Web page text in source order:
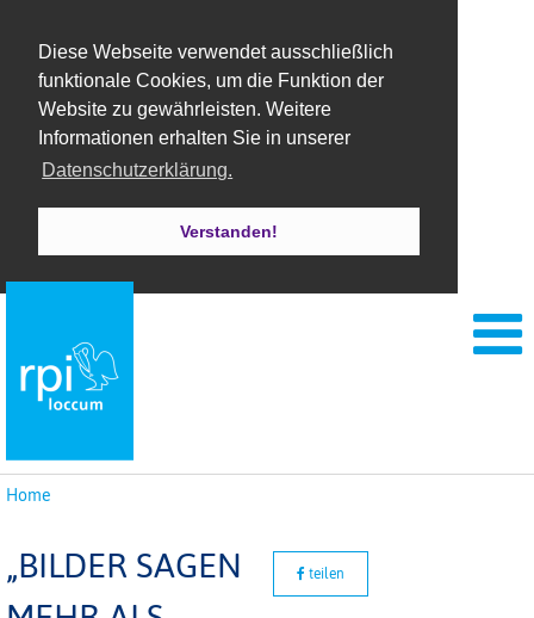
Diese Webseite verwendet ausschließlich
funktionale Cookies, um die Funktion der
Website zu gewährleisten. Weitere
Informationen erhalten Sie in unserer
Datenschutzerklärung.
Verstanden!
Home
„BILDER SAGEN
teilen